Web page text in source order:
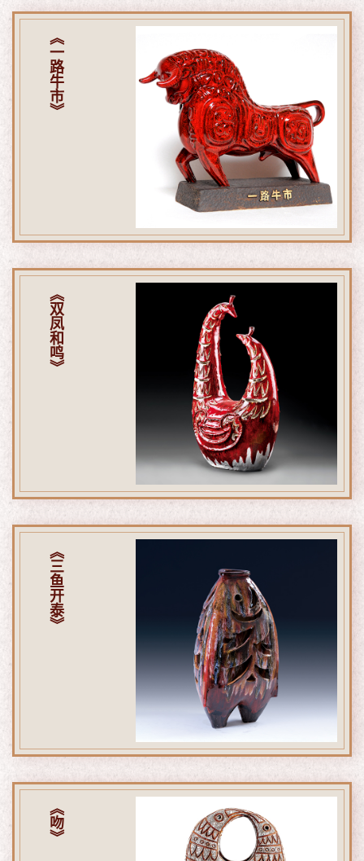
《一路牛市》
《双凤和鸣》
《三鱼开泰》
《吻》